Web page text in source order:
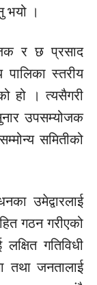
भयो ।
र छ प्रसाद
स्तरीय
हो । त्यसैगरी
उपसम्योजक
समितीको
उमेद्वारलाई
गठन गरीएको
गतिविधी
तथा जनतालाई